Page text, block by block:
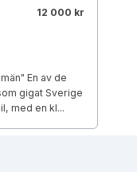
12 000 kr
En av de
gigat Sverige
med en kl...